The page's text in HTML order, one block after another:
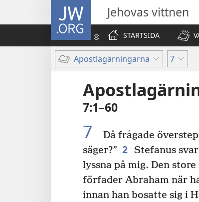
JW.ORG Jehovas vittnen
STARTSIDA
Apostlagärningarna 7
7:1–60
7
Då frågade
säger?” 2 Stefanus
lyssna på mig. Den
förfader Abraham när
innan han bosatte sig i